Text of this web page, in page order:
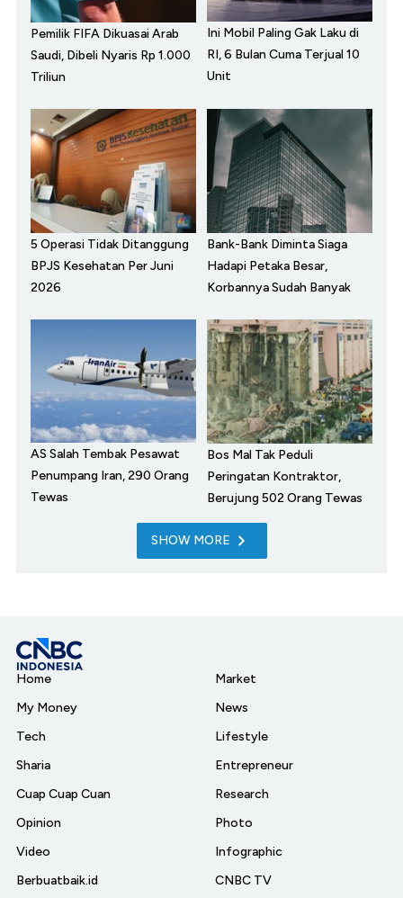
Pemilik FIFA Dikuasai Arab
Saudi, Dibeli Nyaris Rp 1.000
Triliun
Ini Mobil Paling Gak Laku di
RI, 6 Bulan Cuma Terjual 10
Unit
5 Operasi Tidak Ditanggung
BPJS Kesehatan Per Juni
2026
Bank-Bank Diminta Siaga
Hadapi Petaka Besar,
Korbannya Sudah Banyak
AS Salah Tembak Pesawat
Penumpang Iran, 290 Orang
Tewas
Bos Mal Tak Peduli
Peringatan Kontraktor,
Berujung 502 Orang Tewas
SHOW MORE
Home
My Money
Tech
Sharia
Cuap Cuap Cuan
Opinion
Video
Berbuatbaik.id
Market
News
Lifestyle
Entrepreneur
Research
Photo
Infographic
CNBC TV